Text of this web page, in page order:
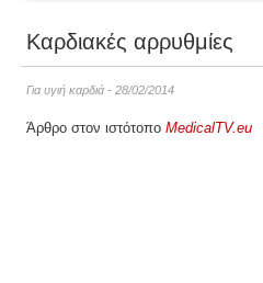
Καρδιακές αρρυθμίες
Για υγιή καρδιά - 28/02/2014
Άρθρο στον ιστότοπο MedicalTV.eu